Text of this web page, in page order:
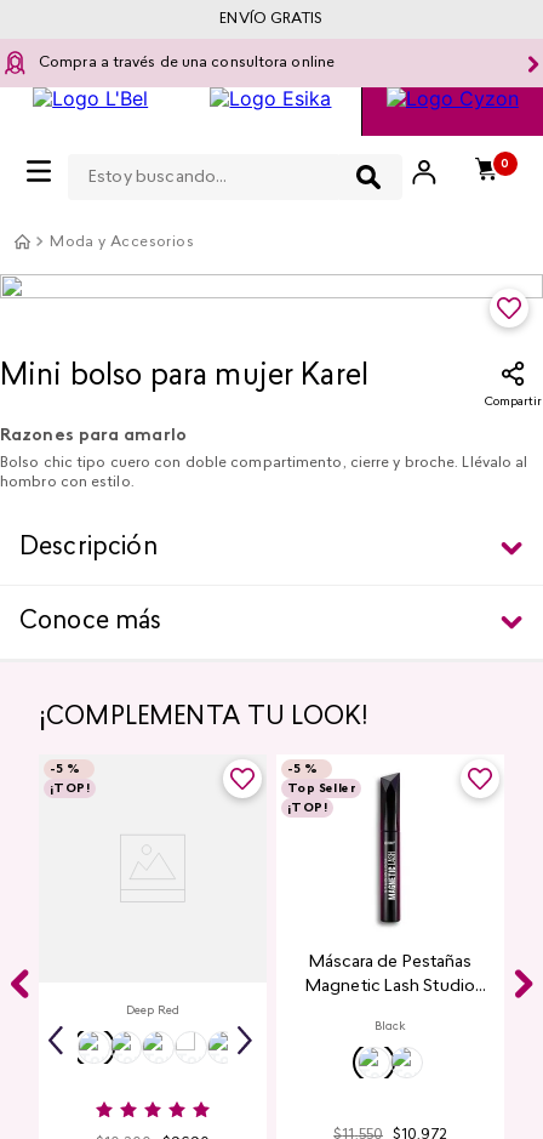
Compra a través de una consultora online
0
ENVÍO GRATIS
Moda y Accesorios
Mini bolso para mujer Karel​
Compartir
Razones para amarlo
Bolso chic tipo cuero con doble compartimento, cierre y broche. Llévalo al
hombro con estilo.
Descripción
Conoce más
¡COMPLEMENTA TU LOOK!
-5 %
¡TOP!
Deep Red
-5 %
Top Seller
¡TOP!
Máscara de Pestañas
Magnetic Lash Studio
Black
$11.550 $ 10.972